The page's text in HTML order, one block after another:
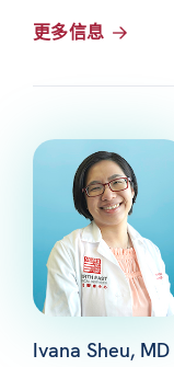
更多信息
Ivana Sheu, MD